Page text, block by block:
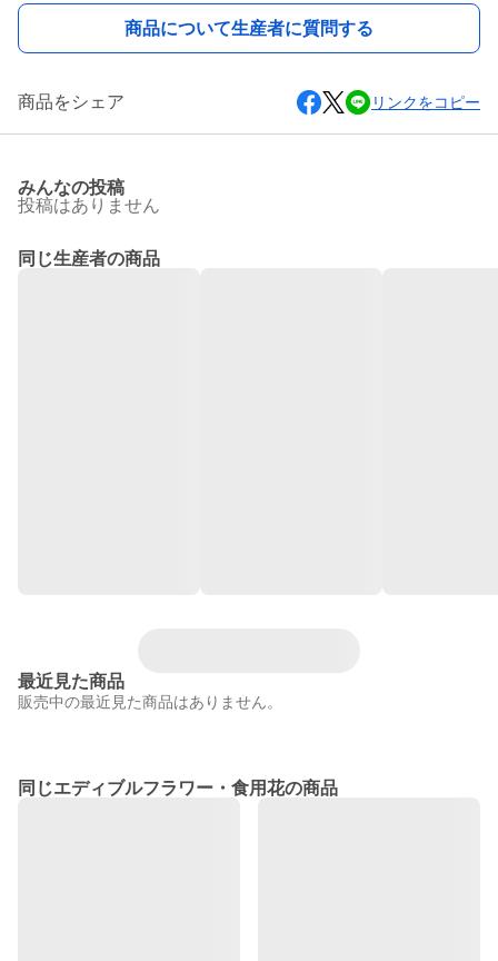
商品について生産者に質問する
商品をシェア リンクをコピー
みんなの投稿
投稿はありません
同じ生産者の商品
最近見た商品
販売中の最近見た商品はありません。
同じエディブルフラワー・食用花の商品